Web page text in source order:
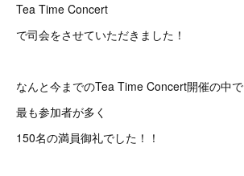
Tea Time Concert
で司会をさせていただきました！
なんと今までのTea Time Concert開催の中で
最も参加者が多く
150名の満員御礼でした！！